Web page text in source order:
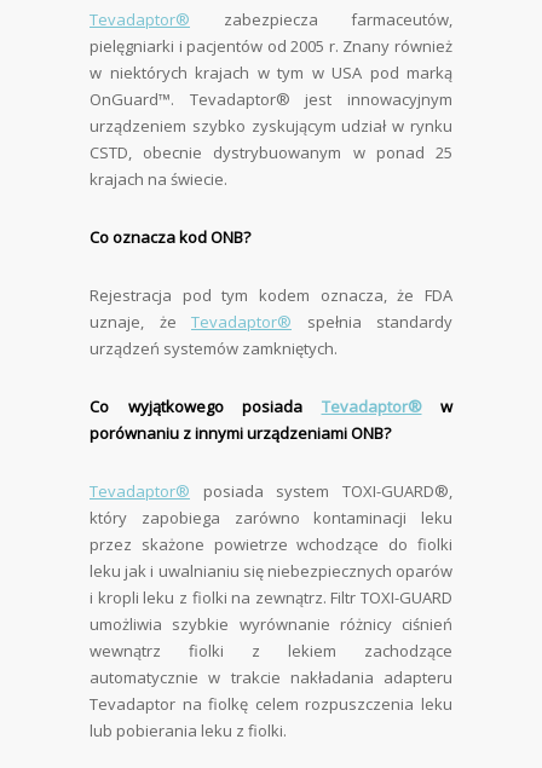
Tevadaptor® zabezpiecza farmaceutów,
pielęgniarki i pacjentów od 2005 r. Znany również
w niektórych krajach w tym w USA pod marką
OnGuard™. Tevadaptor® jest innowacyjnym
urządzeniem szybko zyskującym udział w rynku
CSTD, obecnie dystrybuowanym w ponad 25
krajach na świecie.
Co oznacza kod ONB?
Rejestracja pod tym kodem oznacza, że FDA
uznaje, że Tevadaptor® spełnia standardy
urządzeń systemów zamkniętych.
Co wyjątkowego posiada Tevadaptor®w
porównaniu z innymi urządzeniami ONB?
Tevadaptor® posiada system TOXI-GUARD®,
który zapobiega zarówno kontaminacji leku
przez skażone powietrze wchodzące do fiolki
leku jak i uwalnianiu się niebezpiecznych oparów
i kropli leku z fiolki na zewnątrz. Filtr TOXI-GUARD
umożliwia szybkie wyrównanie różnicy ciśnień
wewnątrz fiolki z lekiem zachodzące
automatycznie w trakcie nakładania adapteru
Tevadaptor na fiolkę celem rozpuszczenia leku
lub pobierania leku z fiolki.